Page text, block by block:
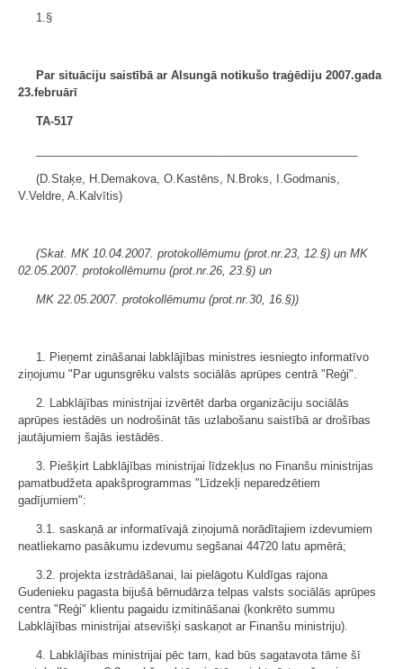
1.§
Par situāciju saistībā ar Alsungā notikušo traģēdiju 2007.gada
23.februārī
TA-517
(D.Staķe, H.Demakova, O.Kastēns, N.Broks, I.Godmanis,
V.Veldre, A.Kalvītis)
(Skat. MK 10.04.2007. protokollēmumu (prot.nr.23, 12.§) un MK
02.05.2007. protokollēmumu (prot.nr.26, 23.§) un
MK 22.05.2007. protokollēmumu (prot.nr.30, 16.§))
1. Pieņemt zināšanai labklājības ministres iesniegto informatīvo
ziņojumu "Par ugunsgrēku valsts sociālās aprūpes centrā "Reģi".
2. Labklājības ministrijai izvērtēt darba organizāciju sociālās
aprūpes iestādēs un nodrošināt tās uzlabošanu saistībā ar drošības
jautājumiem šajās iestādēs.
3. Piešķirt Labklājības ministrijai līdzekļus no Finanšu ministrijas
pamatbudžeta apakšprogrammas "Līdzekļi neparedzētiem
gadījumiem":
3.1. saskaņā ar informatīvajā ziņojumā norādītajiem izdevumiem
neatliekamo pasākumu izdevumu segšanai 44720 latu apmērā;
3.2. projekta izstrādāšanai, lai pielāgotu Kuldīgas rajona
Gudenieku pagasta bijušā bērnudārza telpas valsts sociālās aprūpes
centra "Reģi" klientu pagaidu izmitināšanai (konkrēto summu
Labklājības ministrijai atsevišķi saskaņot ar Finanšu ministriju).
4. Labklājības ministrijai pēc tam, kad būs sagatavota tāme šī